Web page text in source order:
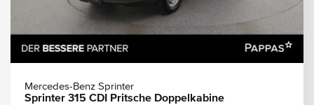
Mercedes-Benz Sprinter
Sprinter 315 CDI Pritsche Doppelkabine